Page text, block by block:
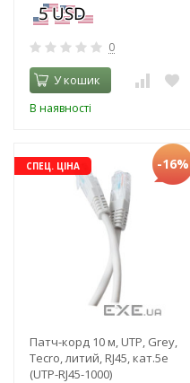
0
У кошик
В наявності
СПЕЦ. ЦІНА -16%
Патч-корд 10 м, UTP, Grey,
Tecro, литий, RJ45, кат.5е
(UTP-RJ45-1000)